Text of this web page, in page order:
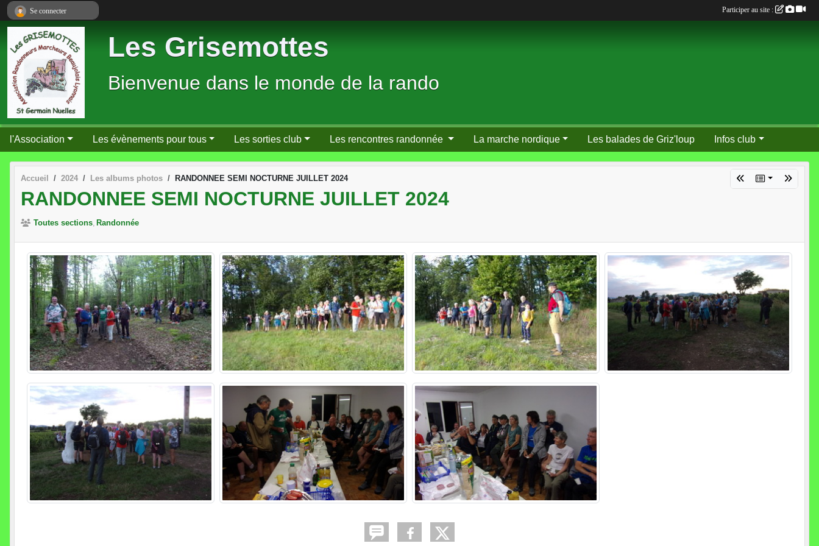
Les Grisemottes
Bienvenue dans le monde de la rando
l'Association Les évènements pour tous Les sorties club Les rencontres randonnée La marche nordique Les balades de Griz'loup Infos club
Accueil 2024 Les albums photos RANDONNEE SEMI NOCTURNE JUILLET 2024
RANDONNEE SEMI NOCTURNE JUILLET 2024
Toutes sections Randonnée
Se connecter Participer au site :
Panneau de gestion des cookies